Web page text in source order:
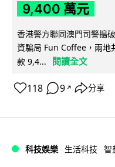
9,400 萬元
香港警方聯同澳門司警搗
資騙局 Fun Coffee，兩地
款 9,4...
閱讀全文
118 9 ↗ 分享
科技娛樂 生活科技 智